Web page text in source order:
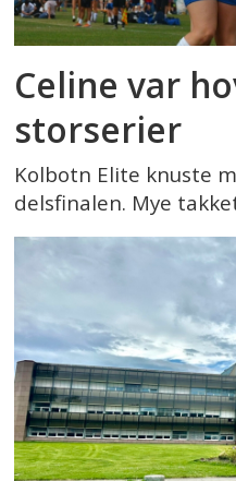
Celine var
storserier
Kolbotn Elite knuste
delsfinalen. Mye